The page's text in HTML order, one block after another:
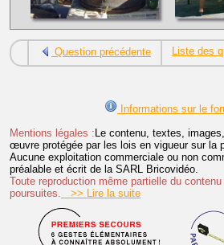
Question précédente Liste des
Informations sur le
Mentions légales :Le contenu, textes,
œuvre protégée par les lois en vigueur sur la
Aucune exploitation commerciale ou non
préalable et écrit de la SARL Bricovidéo.
Toute reproduction même partielle du
poursuites.
>> Lire la suite